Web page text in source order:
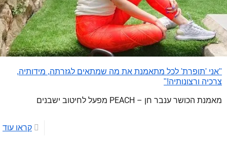
"אני 'תופרת' לכל מתאמנת את מה שמתאים לגזרתה, מידותיה,
צרכיה ורצונותיה!"
מאמנת הכושר ענבר חן – PEACH מפעל לחיטוב ישבנים
קראו עוד